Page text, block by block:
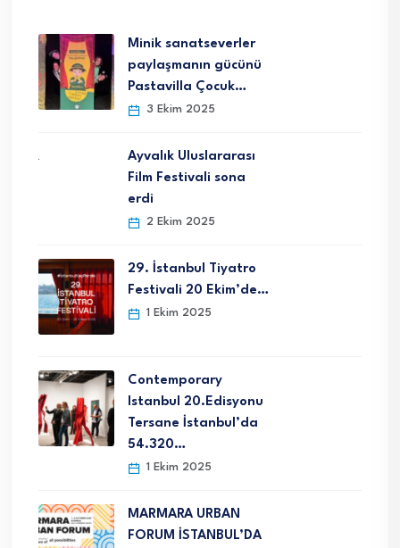
Minik sanatseverler
paylaşmanın gücünü
Pastavilla Çocuk…
3 Ekim 2025
Ayvalık Uluslararası
Film Festivali sona
erdi
2 Ekim 2025
29. İstanbul Tiyatro
Festivali 20 Ekim’de…
1 Ekim 2025
Contemporary
Istanbul 20.Edisyonu
Tersane İstanbul’da
54.320…
1 Ekim 2025
MARMARA URBAN
FORUM İSTANBUL’DA